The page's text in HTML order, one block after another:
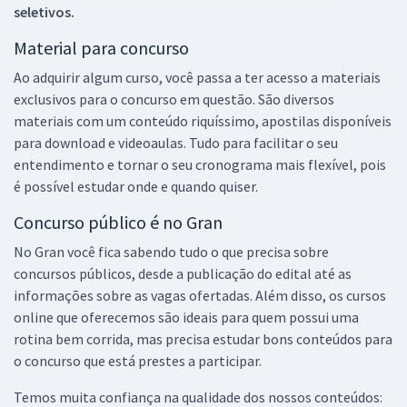
seletivos.
Material para concurso
Ao adquirir algum curso, você passa a ter acesso a materiais
exclusivos para o concurso em questão. São diversos
materiais com um conteúdo riquíssimo, apostilas disponíveis
para download e videoaulas. Tudo para facilitar o seu
entendimento e tornar o seu cronograma mais flexível, pois
é possível estudar onde e quando quiser.
Concurso público é no Gran
No Gran você fica sabendo tudo o que precisa sobre
concursos públicos, desde a publicação do edital até as
informações sobre as vagas ofertadas. Além disso, os cursos
online que oferecemos são ideais para quem possui uma
rotina bem corrida, mas precisa estudar bons conteúdos para
o concurso que está prestes a participar.
Temos muita confiança na qualidade dos nossos conteúdos: